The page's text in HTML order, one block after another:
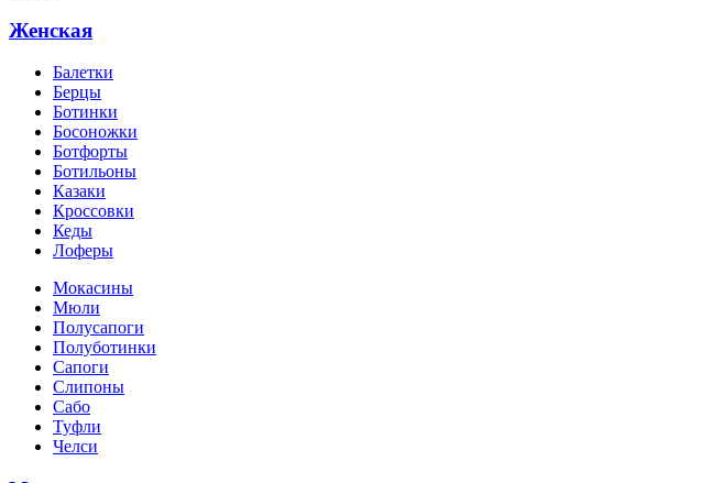
Женская
Балетки
Берцы
Ботинки
Босоножки
Ботфорты
Ботильоны
Казаки
Кроссовки
Кеды
Лоферы
Мокасины
Мюли
Полусапоги
Полуботинки
Сапоги
Слипоны
Сабо
Туфли
Челси